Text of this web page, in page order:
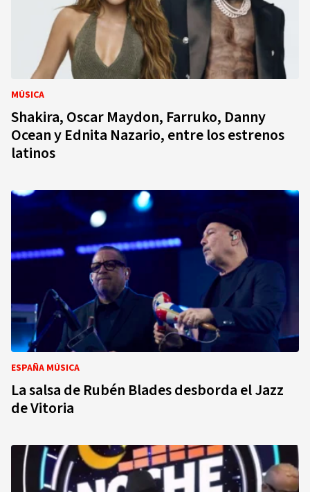
MÚSICA
Shakira, Oscar Maydon, Farruko, Danny
Ocean y Ednita Nazario, entre los estrenos
latinos
ESPAÑA MÚSICA
La salsa de Rubén Blades desborda el Jazz
de Vitoria